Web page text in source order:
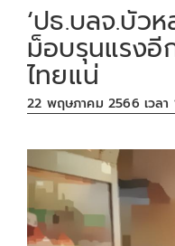
‘ปธ.บลจ.บัว
ม็อบรุนแรงอี
ไทยแน่
22 พฤษภาคม 2566 เวลา